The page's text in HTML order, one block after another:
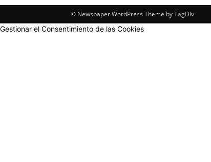
© Newspaper WordPress Theme by TagDiv
Gestionar el Consentimiento de las Cookies